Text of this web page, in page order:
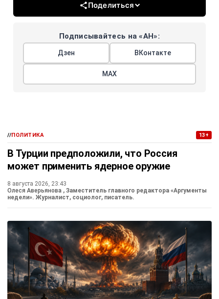
Поделиться
Подписывайтесь на «АН»:
Дзен ВКонтакте
МАХ
//ПОЛИТИКА 13+
В Турции предположили, что Россия
может применить ядерное оружие
8 августа 2026, 23:43
Олеся Аверьянова , Заместитель главного редактора «Аргументы
недели». Журналист, социолог, писатель.